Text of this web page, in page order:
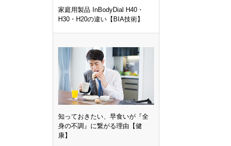
家庭用製品 InBodyDial H40・
H30・H20の違い【BIA技術】
知っておきたい、早食いが『全
身の不調』に繋がる理由【健
康】